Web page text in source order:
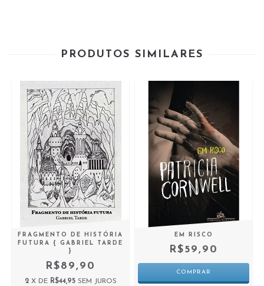
PRODUTOS SIMILARES
FRAGMENTO DE HISTÓRIA
FUTURA { GABRIEL TARDE
}
R$89,90
2 X DE R$44,95 SEM JUROS
EM RISCO
R$59,90